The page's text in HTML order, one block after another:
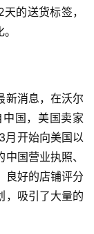
的送货标签，
新消息，在沃尔
国，美国卖家
月开始向美国以
国营业执照、
良好的店铺评分
，吸引了大量的